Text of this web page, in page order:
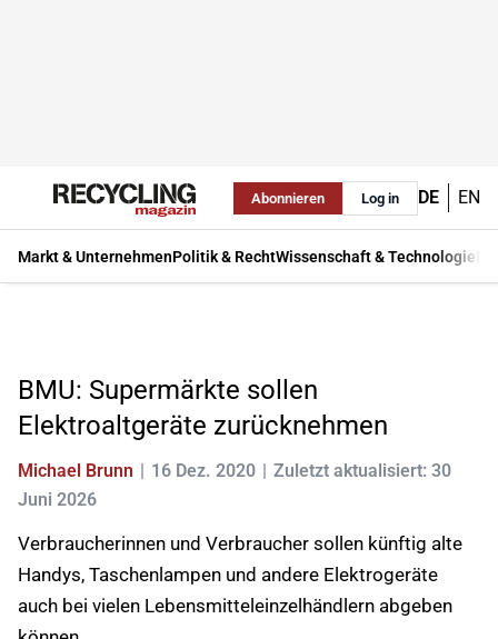
Abonnieren Log in DE EN
Markt & UnternehmenPolitik & RechtWissenschaft & Technologie
BMU: Supermärkte sollen
Elektroaltgeräte zurücknehmen
Michael Brunn 16 Dez. 2020
Zuletzt aktualisiert: 30
Juni 2026
Verbraucherinnen und Verbraucher sollen künftig alte
Handys, Taschenlampen und andere Elektrogeräte
auch bei vielen Lebensmitteleinzelhändlern abgeben